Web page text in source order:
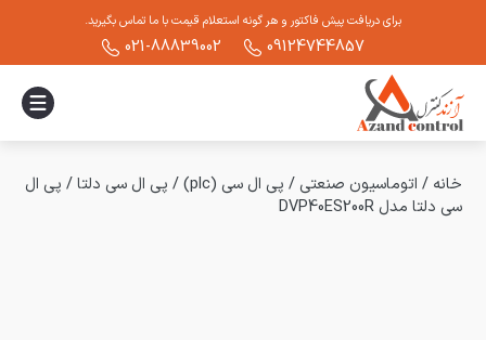
برای دریافت پیش فاکتور و هر گونه استعلام قیمت با ما تماس بگیرید.
09124744857
021-88839002
خانه / اتوماسیون صنعتی / پی ال سی (plc) / پی ال سی دلتا/ پی ال
سی دلتا مدل DVP40ES200R